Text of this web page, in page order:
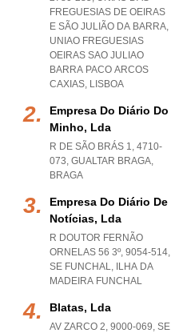
FREGUESIAS DE OEIRAS
E SÃO JULIÃO DA BARRA,
UNIAO FREGUESIAS
OEIRAS SAO JULIAO
BARRA PACO ARCOS
CAXIAS, LISBOA
Empresa Do Diário Do
Minho, Lda
R DE SÃO BRÁS 1, 4710-
073, GUALTAR BRAGA,
BRAGA
Empresa Do Diário De
Notícias, Lda
R DOUTOR FERNÃO
ORNELAS 56 3º, 9054-514,
SE FUNCHAL, ILHA DA
MADEIRA FUNCHAL
Blatas, Lda
AV ZARCO 2, 9000-069, SE